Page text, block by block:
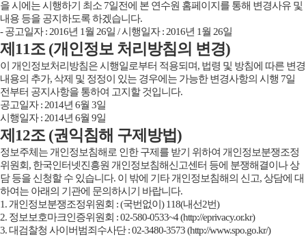
을 시에는 시행하기 최소 7일전에 본 연수원 홈페이지를 통해 변경사유 및
내용 등을 공지하도록 하겠습니다.
- 공고일자 : 2016년 1월 26일 / 시행일자 : 2016년 1월 26일
제11조 (개인정보 처리방침의 변경)
이 개인정보처리방침은 시행일로부터 적용되며, 법령 및 방침에 따른 변경
내용의 추가, 삭제 및 정정이 있는 경우에는 가능한 변경사항의 시행 7일
전부터 공지사항을 통하여 고지할 것입니다.
공고일자 : 2014년 6월 3일
시행일자 : 2014년 6월 9일
제12조 (권익침해 구제방법)
정보주체는 개인정보침해로 인한 구제를 받기 위하여 개인정보분쟁조정
위원회, 한국인터넷진흥원 개인정보침해신고센터 등에 분쟁해결이나 상
담 등을 신청할 수 있습니다. 이 밖에 기타 개인정보침해의 신고, 상담에 대
하여는 아래의 기관에 문의하시기 바랍니다.
1. 개인정보분쟁조정위원회 : (국번없이) 118(내선2번)
2. 정보보호마크인증위원회 : 02-580-0533~4 (http://eprivacy.or.kr)
3. 대검찰청 사이버범죄수사단 : 02-3480-3573 (http://www.spo.go.kr/)